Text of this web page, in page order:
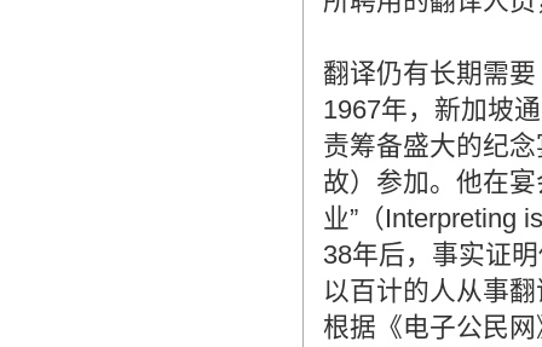
翻译仍有长期需要
1967年，新加坡
责筹备盛大的纪
故）参加。他在
业”（Interpreting
38年后，事实证
以百计的人从事
根据《电子公民